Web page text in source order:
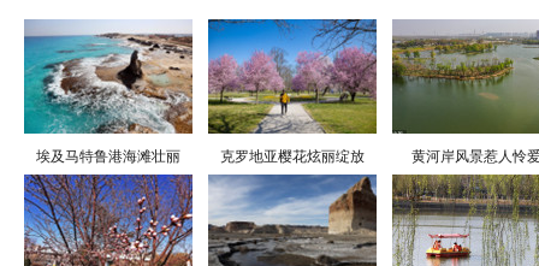
埃及马特鲁港海滩壮丽 克罗地亚樱花炫丽绽放 黄河岸风景惹人怜